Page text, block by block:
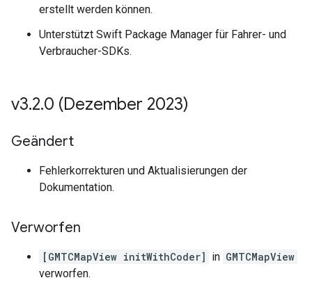
erstellt werden können.
Unterstützt Swift Package Manager für Fahrer- und
Verbraucher-SDKs.
v3.2.0 (Dezember 2023)
Geändert
Fehlerkorrekturen und Aktualisierungen der
Dokumentation.
Verworfen
[GMTCMapView initWithCoder] in GMTCMapView
verworfen.